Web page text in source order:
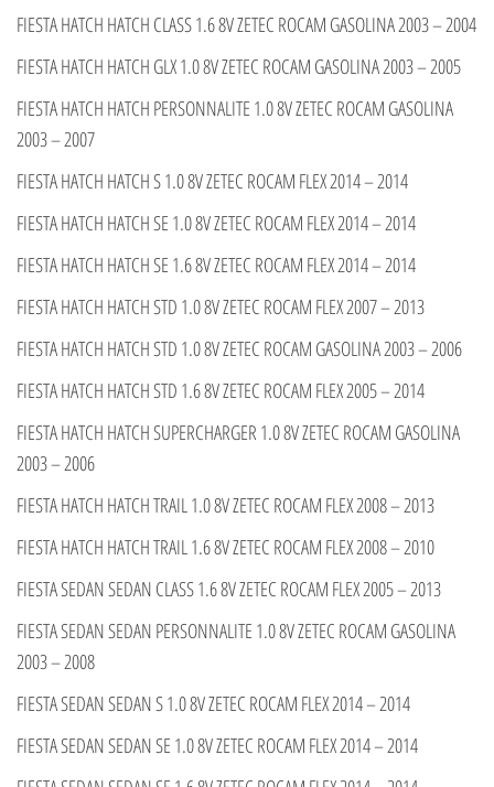
FIESTA HATCH HATCH CLASS 1.6 8V ZETEC ROCAM GASOLINA 2003 – 2004
FIESTA HATCH HATCH GLX 1.0 8V ZETEC ROCAM GASOLINA 2003 – 2005
FIESTA HATCH HATCH PERSONNALITE 1.0 8V ZETEC ROCAM GASOLINA
2003 – 2007
FIESTA HATCH HATCH S 1.0 8V ZETEC ROCAM FLEX 2014 – 2014
FIESTA HATCH HATCH SE 1.0 8V ZETEC ROCAM FLEX 2014 – 2014
FIESTA HATCH HATCH SE 1.6 8V ZETEC ROCAM FLEX 2014 – 2014
FIESTA HATCH HATCH STD 1.0 8V ZETEC ROCAM FLEX 2007 – 2013
FIESTA HATCH HATCH STD 1.0 8V ZETEC ROCAM GASOLINA 2003 – 2006
FIESTA HATCH HATCH STD 1.6 8V ZETEC ROCAM FLEX 2005 – 2014
FIESTA HATCH HATCH SUPERCHARGER 1.0 8V ZETEC ROCAM GASOLINA
2003 – 2006
FIESTA HATCH HATCH TRAIL 1.0 8V ZETEC ROCAM FLEX 2008 – 2013
FIESTA HATCH HATCH TRAIL 1.6 8V ZETEC ROCAM FLEX 2008 – 2010
FIESTA SEDAN SEDAN CLASS 1.6 8V ZETEC ROCAM FLEX 2005 – 2013
FIESTA SEDAN SEDAN PERSONNALITE 1.0 8V ZETEC ROCAM GASOLINA
2003 – 2008
FIESTA SEDAN SEDAN S 1.0 8V ZETEC ROCAM FLEX 2014 – 2014
FIESTA SEDAN SEDAN SE 1.0 8V ZETEC ROCAM FLEX 2014 – 2014